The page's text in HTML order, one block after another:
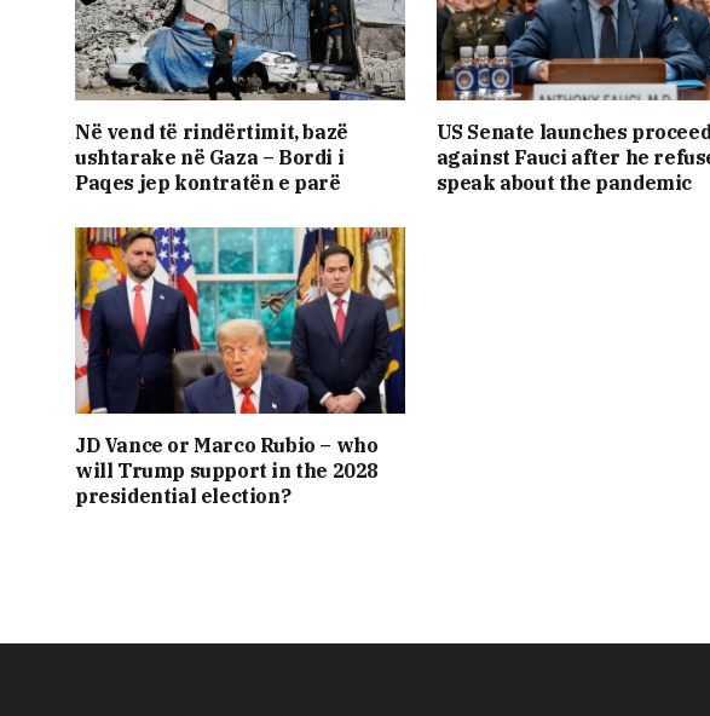
Në vend të rindërtimit, bazë
ushtarake në Gaza – Bordi i
Paqes jep kontratën e parë
US Senate launches
against Fauci after he
speak about the pandemic
JD Vance or Marco Rubio – who
will Trump support in the 2028
presidential election?